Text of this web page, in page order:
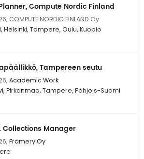
Compute Nordic Finland
COMPUTE NORDIC FINLAND Oy
Helsinki, Tampere, Oulu, Kuopio
Tampereen seutu
Academic Work
Pirkanmaa, Tampere, Pohjois-Suomi
Collections Manager
Framery Oy